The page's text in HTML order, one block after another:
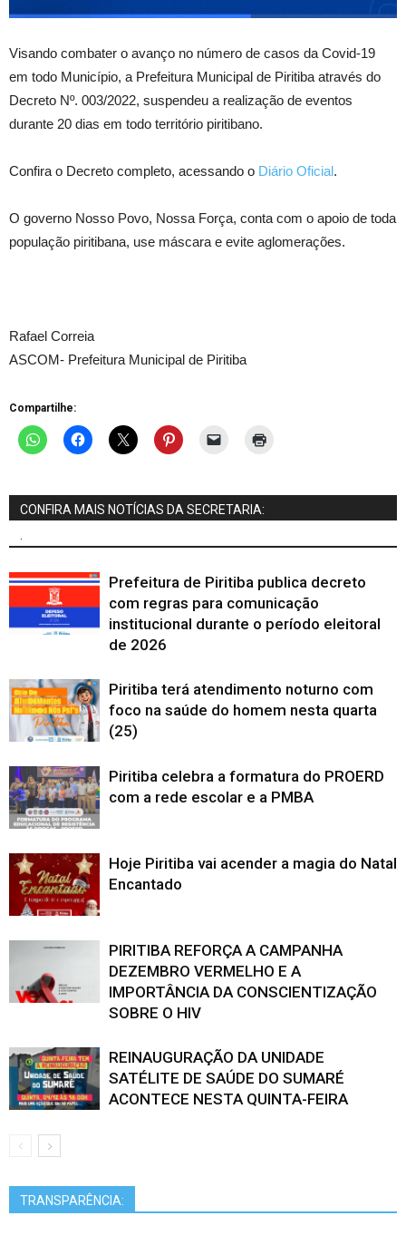
Visando combater o avanço no número de casos da Covid-19
em todo Município, a Prefeitura Municipal de Piritiba através do
Decreto Nº. 003/2022, suspendeu a realização de eventos
durante 20 dias em todo território piritibano.
Confira o Decreto completo, acessando o Diário Oficial.
O governo Nosso Povo, Nossa Força, conta com o apoio de toda
população piritibana, use máscara e evite aglomerações.
Rafael Correia
ASCOM- Prefeitura Municipal de Piritiba
Compartilhe:
CONFIRA MAIS NOTÍCIAS DA SECRETARIA:
Prefeitura de Piritiba publica decreto
com regras para comunicação
institucional durante o período eleitoral
de 2026
Piritiba terá atendimento noturno com
foco na saúde do homem nesta quarta
(25)
Piritiba celebra a formatura do PROERD
com a rede escolar e a PMBA
Hoje Piritiba vai acender a magia do Natal
Encantado
PIRITIBA REFORÇA A CAMPANHA
DEZEMBRO VERMELHO E A
IMPORTÂNCIA DA CONSCIENTIZAÇÃO
SOBRE O HIV
REINAUGURAÇÃO DA UNIDADE
SATÉLITE DE SAÚDE DO SUMARÉ
ACONTECE NESTA QUINTA-FEIRA
TRANSPARÊNCIA: